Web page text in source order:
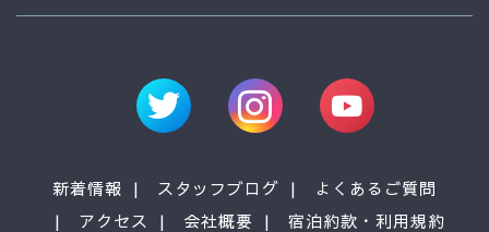
新着情報 スタッフブログ
よくあるご質問
アクセス
会社概要 宿泊約款・利用規約